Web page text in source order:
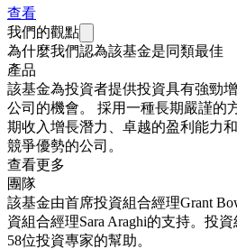
查看
我們的觀點
為什麼我們認為該基金是同類最佳
產品
該基金為投資者提供投資具有強勁
公司的機會。 採用一種長期嚴謹的
期收入增長潛力、卓越的盈利能力
競爭優勢的公司。
查看更多
團隊
該基金由首席投資組合經理Grant
資組合經理Sara Araghi的支持。投
58位投資專家的幫助。